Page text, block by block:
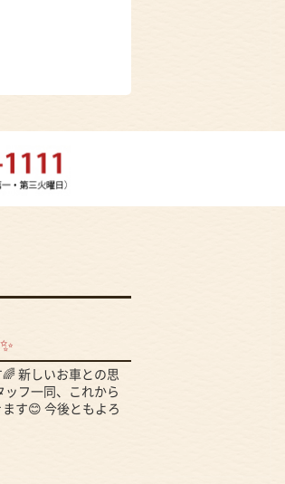
新しいお車との思
ッフ一同、これから
す😊 今後ともよろ